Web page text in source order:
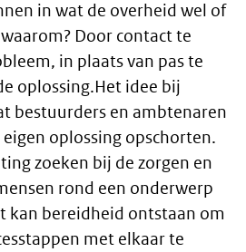
in wat de overheid wel of
Door contact te
in plaats van pas te
oplossing.Het idee bij
bestuurders en ambtenaren
oplossing opschorten.
zoeken bij de zorgen en
rond een onderwerp
kan bereidheid ontstaan om
met elkaar te